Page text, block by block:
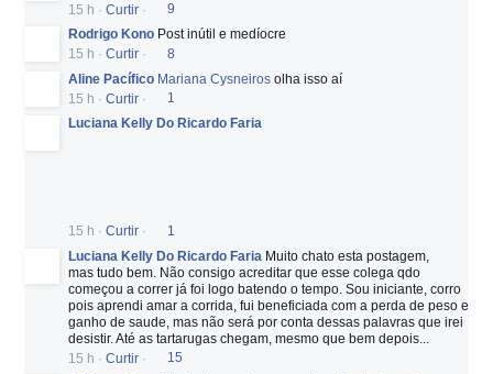
15 h · Curtir ·
9
Rodrigo Kono Post inútil e medíocre
15 h · Curtir ·
8
Aline Pacífico Mariana Cysneiros olha isso aí
15 h · Curtir ·
1
Luciana Kelly Do Ricardo Faria
15 h · Curtir ·
1
Luciana Kelly Do Ricardo Faria Muito chato esta postagem,
mas tudo bem. Não consigo acreditar que esse colega qdo
começou a correr já foi logo batendo o tempo. Sou iniciante, corro
pois aprendi amar a corrida, fui beneficiada com a perda de peso e
ganho de saude, mas não será por conta dessas palavras que irei
desistir. Até as tartarugas chegam, mesmo que bem depois...
15 h · Curtir ·
15